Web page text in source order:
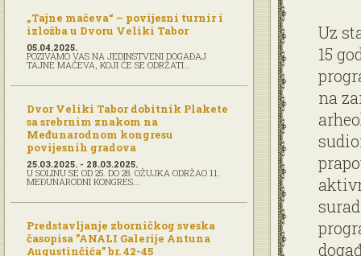
„Tajne mačeva“ – povijesni turnir i
izložba u Dvoru Veliki Tabor
05.04.2025.
POZIVAMO VAS NA JEDINSTVENI DOGAĐAJ
TAJNE MAČEVA, KOJI ĆE SE ODRŽATI...
Dvor Veliki Tabor dobitnik Plakete
sa srebrnim znakom na
Međunarodnom kongresu
povijesnih gradova
25.03.2025. - 28.03.2025.
U SOLINU SE OD 25. DO 28. OŽUJKA ODRŽAO 11.
MEĐUNARODNI KONGRES...
Predstavljanje zborničkog sveska
časopisa ”ANALI Galerije Antuna
Augustinčića” br. 42-45
Uz
15
na